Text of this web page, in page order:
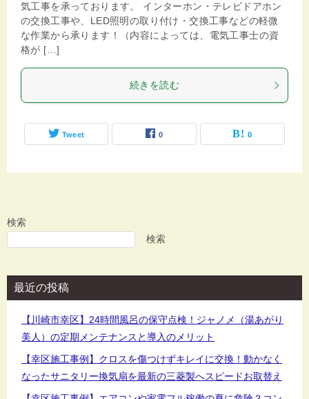
気工事を承っております。 インターホン・テレビドアホン
の交換工事や、LED照明の取り付け・交換工事などの軽微
な作業から承ります！（内容によっては、電気工事士の資
格が […]
続きを読む
Tweet 0 0
検索
検索
最近の投稿
【川崎市幸区】24時間風呂の保守点検！ジャノメ（湯あがり
美人）の定期メンテナンスと導入のメリット
【幸区施工事例】クロスを傷つけずキレイに交換！動かなく
なったサニタリー換気扇を最新の三菱製へスピードお取替え